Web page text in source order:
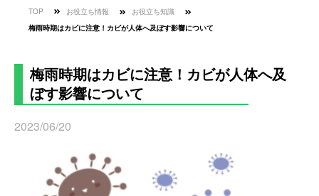
TOP お役立ち情報 お役立ち知識
梅雨時期はカビに注意！カビが人体へ及ぼす影響について
梅雨時期はカビに注意！カビが人体へ及
ぼす影響について
2023/06/20